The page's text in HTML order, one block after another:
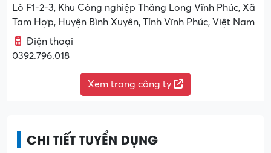
Lô F1-2-3, Khu Công nghiệp Thăng Long Vĩnh Phúc, Xã
Tam Hợp, Huyện Bình Xuyên, Tỉnh Vĩnh Phúc, Việt Nam
Điện thoại
0392.796.018
Xem trang công ty
CHI TIẾT TUYỂN DỤNG